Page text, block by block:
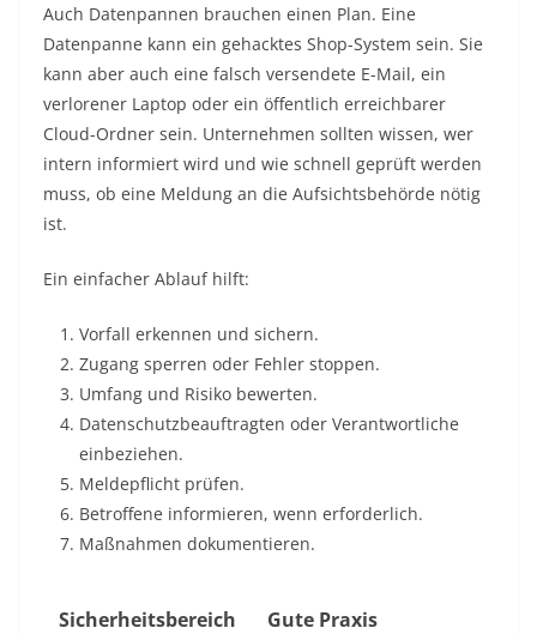
Auch Datenpannen brauchen einen Plan. Eine
Datenpanne kann ein gehacktes Shop-System sein. Sie
kann aber auch eine falsch versendete E-Mail, ein
verlorener Laptop oder ein öffentlich erreichbarer
Cloud-Ordner sein. Unternehmen sollten wissen, wer
intern informiert wird und wie schnell geprüft werden
muss, ob eine Meldung an die Aufsichtsbehörde nötig
ist.
Ein einfacher Ablauf hilft:
Vorfall erkennen und sichern.
Zugang sperren oder Fehler stoppen.
Umfang und Risiko bewerten.
Datenschutzbeauftragten oder Verantwortliche
einbeziehen.
Meldepflicht prüfen.
Betroffene informieren, wenn erforderlich.
Maßnahmen dokumentieren.
Sicherheitsbereich
Gute Praxis